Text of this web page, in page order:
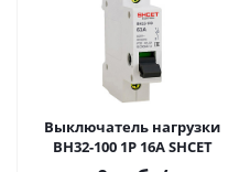
Выключатель нагрузки
ВН32-100 1Р 16A SHСET